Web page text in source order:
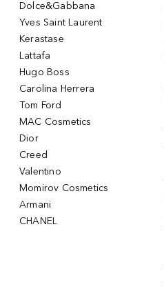
Dolce&Gabbana
Yves Saint Laurent
Kerastase
Lattafa
Hugo Boss
Carolina Herrera
Tom Ford
MAC Cosmetics
Dior
Creed
Valentino
Momirov Cosmetics
Armani
CHANEL